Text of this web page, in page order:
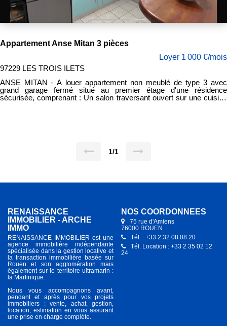
Appartement Anse Mitan 3 pièces
Loyer 1 000 €/mois
97229 LES TROIS ILETS
ANSE MITAN - A louer appartement non meublé de type 3 avec
grand garage fermé situé au premier étage d'une résidence
sécurisée, comprenant : Un salon traversant ouvert sur une cuisine
1/1
RENAISSANCE
IMMOBILIER - ARCHE
IMMO
RENAISSANCE IMMOBILIER est une
agence immobilière indépendante
spécialisée dans la gestion locative et
la transaction immobilière basée sur
Rouen et son agglomération mais
également sur le territoire ultramarin :
la Martinique.
Nous vous accompagnons avant,
pendant et après pour vos projets
immobiliers : vente, achat, gestion,
location, estimation en vous assurant
une prise en charge complète.
NOS COORDONNÉES
75 rue d'Amiens
76000 ROUEN
Tél. : +33 2 32 08 08 20
Tél. Location : +33 2 35 02 12
24